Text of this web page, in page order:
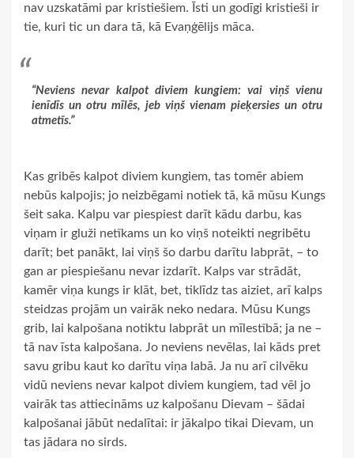
nav uzskatāmi par kristiešiem. Īsti un godīgi kristieši ir
tie, kuri tic un dara tā, kā Evaņģēlijs māca.
“Neviens nevar kalpot diviem kungiem: vai viņš vienu
ienīdīs un otru mīlēs, jeb viņš vienam pieķersies un otru
atmetīs.”
Kas gribēs kalpot diviem kungiem, tas tomēr abiem
nebūs kalpojis; jo neizbēgami notiek tā, kā mūsu Kungs
šeit saka. Kalpu var piespiest darīt kādu darbu, kas
viņam ir gluži netīkams un ko viņš noteikti negribētu
darīt; bet panākt, lai viņš šo darbu darītu labprāt, – to
gan ar piespiešanu nevar izdarīt. Kalps var strādāt,
kamēr viņa kungs ir klāt, bet, tiklīdz tas aiziet, arī kalps
steidzas projām un vairāk neko nedara. Mūsu Kungs
grib, lai kalpošana notiktu labprāt un mīlestībā; ja ne –
tā nav īsta kalpošana. Jo neviens nevēlas, lai kāds pret
savu gribu kaut ko darītu viņa labā. Ja nu arī cilvēku
vidū neviens nevar kalpot diviem kungiem, tad vēl jo
vairāk tas attiecināms uz kalpošanu Dievam – šādai
kalpošanai jābūt nedalītai: ir jākalpo tikai Dievam, un
tas jādara no sirds.